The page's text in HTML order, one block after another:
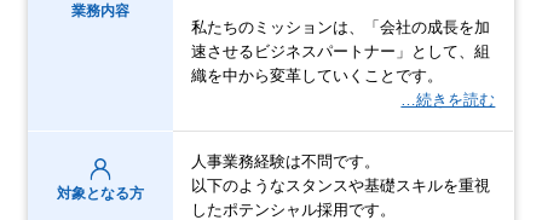
業務内容
私たちのミッションは、「会社の成長を加
速させるビジネスパートナー」として、組
織を中から変革していくことです。
…続きを読む
対象となる方
人事業務経験は不問です。
以下のようなスタンスや基礎スキルを重視
したポテンシャル採用です。